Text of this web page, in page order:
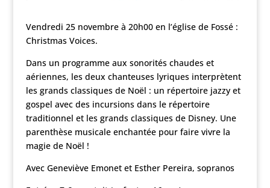
Vendredi 25 novembre à 20h00 en l’église de Fossé :
Christmas Voices.
Dans un programme aux sonorités chaudes et
aériennes, les deux chanteuses lyriques interprètent
les grands classiques de Noël : un répertoire jazzy et
gospel avec des incursions dans le répertoire
traditionnel et les grands classiques de Disney. Une
parenthèse musicale enchantée pour faire vivre la
magie de Noël !
Avec Geneviève Emonet et Esther Pereira, sopranos